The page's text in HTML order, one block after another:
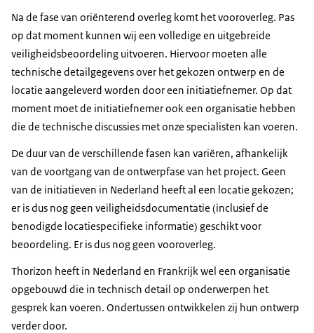
Na de fase van oriënterend overleg komt het vooroverleg. Pas
op dat moment kunnen wij een volledige en uitgebreide
veiligheidsbeoordeling uitvoeren. Hiervoor moeten alle
technische detailgegevens over het gekozen ontwerp en de
locatie aangeleverd worden door een initiatiefnemer. Op dat
moment moet de initiatiefnemer ook een organisatie hebben
die de technische discussies met onze specialisten kan voeren.
De duur van de verschillende fasen kan variëren, afhankelijk
van de voortgang van de ontwerpfase van het project. Geen
van de initiatieven in Nederland heeft al een locatie gekozen;
er is dus nog geen veiligheidsdocumentatie (inclusief de
benodigde locatiespecifieke informatie) geschikt voor
beoordeling. Er is dus nog geen vooroverleg.
Thorizon heeft in Nederland en Frankrijk wel een organisatie
opgebouwd die in technisch detail op onderwerpen het
gesprek kan voeren. Ondertussen ontwikkelen zij hun ontwerp
verder door.